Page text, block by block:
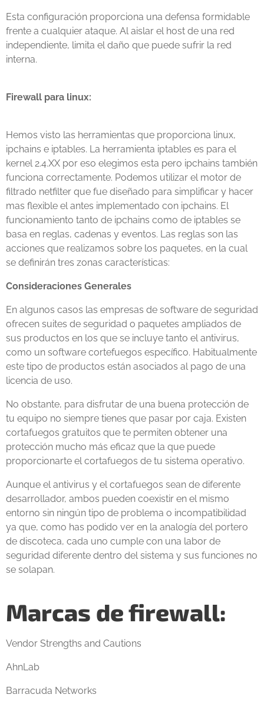
Esta configuración proporciona una defensa formidable
frente a cualquier ataque. Al aislar el host de una red
independiente, limita el daño que puede sufrir la red
interna.
Firewall para linux:
Hemos visto las herramientas que proporciona linux,
ipchains e iptables. La herramienta iptables es para el
kernel 2.4.XX por eso elegimos esta pero ipchains también
funciona correctamente. Podemos utilizar el motor de
filtrado netfilter que fue diseñado para simplificar y hacer
mas flexible el antes implementado con ipchains. El
funcionamiento tanto de ipchains como de iptables se
basa en reglas, cadenas y eventos. Las reglas son las
acciones que realizamos sobre los paquetes, en la cual
se definirán tres zonas características:
Consideraciones Generales
En algunos casos las empresas de software de seguridad
ofrecen suites de seguridad o paquetes ampliados de
sus productos en los que se incluye tanto el antivirus,
como un software cortefuegos específico. Habitualmente
este tipo de productos están asociados al pago de una
licencia de uso.
No obstante, para disfrutar de una buena protección de
tu equipo no siempre tienes que pasar por caja. Existen
cortafuegos gratuitos que te permiten obtener una
protección mucho más eficaz que la que puede
proporcionarte el cortafuegos de tu sistema operativo.
Aunque el antivirus y el cortafuegos sean de diferente
desarrollador, ambos pueden coexistir en el mismo
entorno sin ningún tipo de problema o incompatibilidad
ya que, como has podido ver en la analogía del portero
de discoteca, cada uno cumple con una labor de
seguridad diferente dentro del sistema y sus funciones no
se solapan.
Marcas de firewall:
Vendor Strengths and Cautions
AhnLab
Barracuda Networks